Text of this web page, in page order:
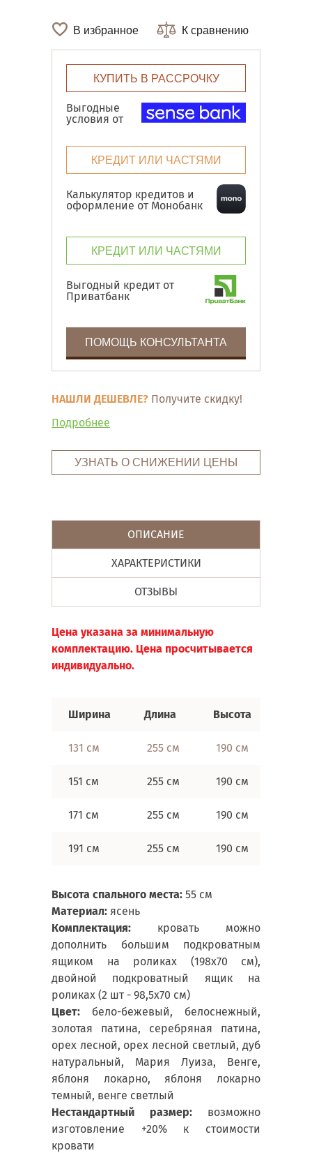
В избранное К сравнению
КУПИТЬ В РАССРОЧКУ
Выгодные
условия от
КРЕДИТ ИЛИ ЧАСТЯМИ
Калькулятор кредитов и
оформление от Монобанк
КРЕДИТ ИЛИ ЧАСТЯМИ
Выгодный кредит от
Приватбанк
ПОМОЩЬ КОНСУЛЬТАНТА
НАШЛИ ДЕШЕВЛЕ? Получите скидку!
Подробнее
УЗНАТЬ О СНИЖЕНИИ ЦЕНЫ
ОПИСАНИЕ
ХАРАКТЕРИСТИКИ
ОТЗЫВЫ
Цена указана за минимальную
комплектацию. Цена просчитывается
индивидуально.
Ширина Длина Высота
131 см 255 см 190 см
151 см 255 см 190 см
171 см 255 см 190 см
191 см 255 см 190 см
Высота спального места: 55 см
Материал: ясень
Комплектация: кровать можно
дополнить большим подкроватным
ящиком на роликах (198х70 см),
двойной подкроватный ящик на
роликах (2 шт - 98,5х70 см)
Цвет: бело-бежевый, белоснежный,
золотая патина, серебряная патина,
орех лесной, орех лесной светлый, дуб
натуральный, Мария Луиза, Венге,
яблоня локарно, яблоня локарно
темный, венге светлый
Нестандартный размер: возможно
изготовление +20% к стоимости
кровати